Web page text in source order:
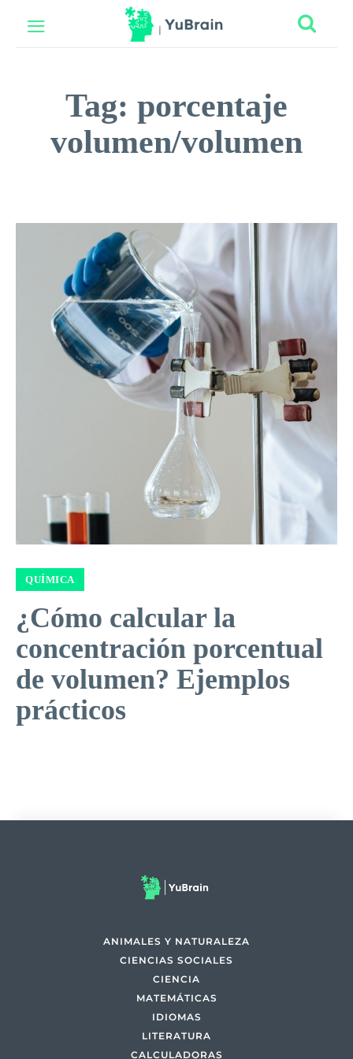
Tag: porcentaje
volumen/volumen
QUÍMICA
¿Cómo calcular la
concentración porcentual
de volumen? Ejemplos
prácticos
ANIMALES Y NATURALEZA
CIENCIAS SOCIALES
CIENCIA
MATEMÁTICAS
IDIOMAS
LITERATURA
CALCULADORAS